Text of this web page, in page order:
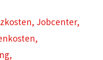
, Jobcenter,
,
,